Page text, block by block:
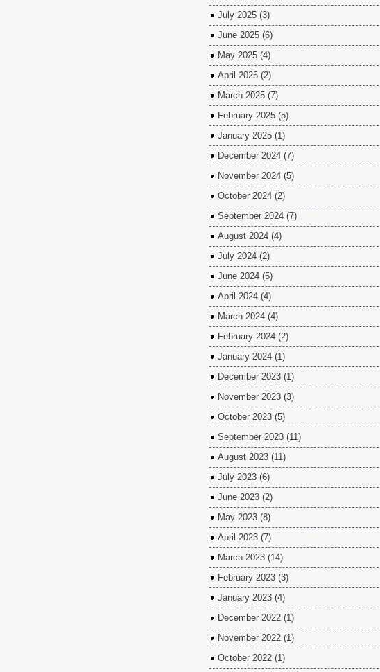
July 2025 (3)
June 2025 (6)
May 2025 (4)
April 2025 (2)
March 2025 (7)
February 2025 (5)
January 2025 (1)
December 2024 (7)
November 2024 (5)
October 2024 (2)
September 2024 (7)
August 2024 (4)
July 2024 (2)
June 2024 (5)
April 2024 (4)
March 2024 (4)
February 2024 (2)
January 2024 (1)
December 2023 (1)
November 2023 (3)
October 2023 (5)
September 2023 (11)
August 2023 (11)
July 2023 (6)
June 2023 (2)
May 2023 (8)
April 2023 (7)
March 2023 (14)
February 2023 (3)
January 2023 (4)
December 2022 (1)
November 2022 (1)
October 2022 (1)